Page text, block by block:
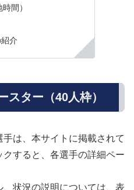
間）
介
スター（40人枠）
は、本サイトに掲載されて
すると、各選手の詳細ペー
状況の説明については、表